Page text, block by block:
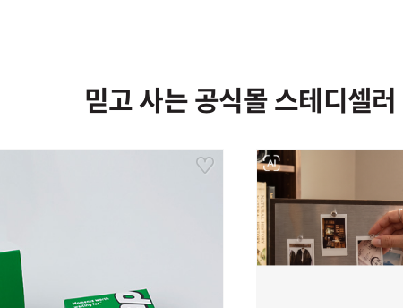
[Classic] 아날로그 필름 앨범